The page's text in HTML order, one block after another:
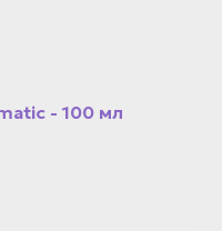
- 100 мл